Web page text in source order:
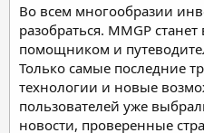
Во всем многообразии
разобраться. MMGP
помощником и
Только самые последние
технологии и новые
пользователей уже
новости, проверенные